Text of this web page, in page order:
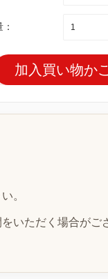
加入買い物か
。
いただく場合がご